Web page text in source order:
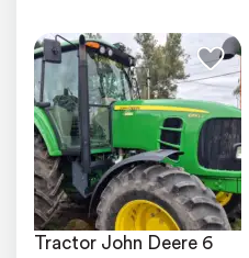
Tractor John Deere 6